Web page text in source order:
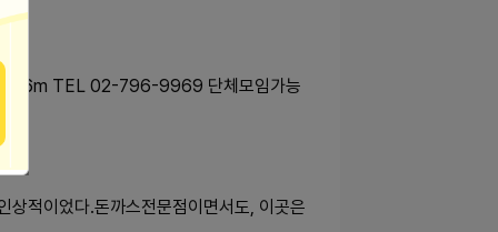
756m TEL 02-796-9969 단체모임가능
적이었다.돈까스전문점이면서도, 이곳은